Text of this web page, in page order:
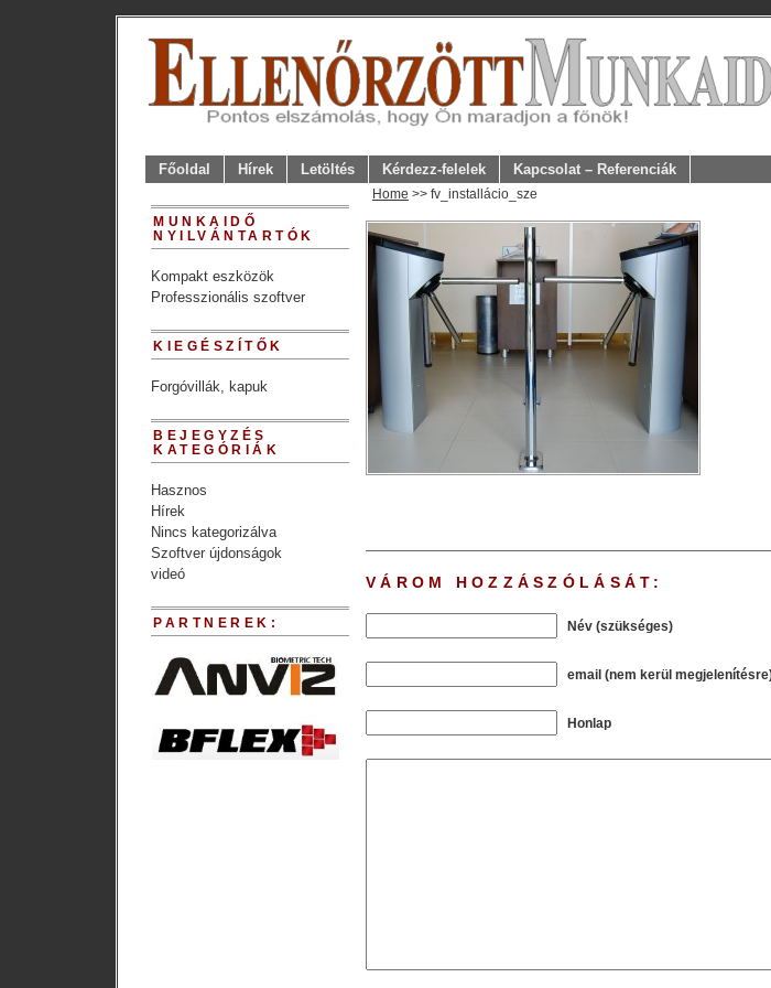
Főoldal Hírek Letöltés Kérdezz-felelek Kapcsolat – Referenciák
MUNKAIDŐ
NYILVÁNTARTÓK
Kompakt eszközök
Professzionális szoftver
KIEGÉSZÍTŐK
Forgóvillák, kapuk
BEJEGYZÉS
KATEGÓRIÁK
Hasznos
Hírek
Nincs kategorizálva
Szoftver újdonságok
videó
PARTNEREK:
Home >> fv_installácio_sze
VÁROM HOZZÁSZÓLÁSÁT:
Név (szükséges)
email (nem kerül
Honlap